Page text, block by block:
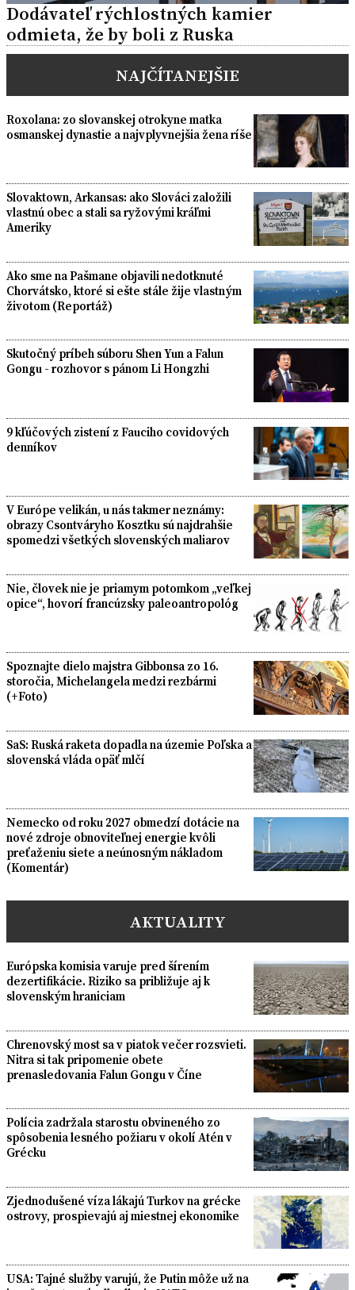
Dodávateľ rýchlostných kamier
odmieta, že by boli z Ruska
NAJČÍTANEJŠIE
Roxolana: zo slovanskej otrokyne matka
osmanskej dynastie a najvplyvnejšia žena ríše
Slovaktown, Arkansas: ako Slováci založili
vlastnú obec a stali sa ryžovými kráľmi
Ameriky
Ako sme na Pašmane objavili nedotknuté
Chorvátsko, ktoré si ešte stále žije vlastným
životom (Reportáž)
Skutočný príbeh súboru Shen Yun a Falun
Gongu - rozhovor s pánom Li Hongzhi
9 kľúčových zistení z Fauciho covidových
denníkov
V Európe velikán, u nás takmer neznámy:
obrazy Csontváryho Kosztku sú najdrahšie
spomedzi všetkých slovenských maliarov
Nie, človek nie je priamym potomkom „veľkej
opice“, hovorí francúzsky paleoantropológ
Spoznajte dielo majstra Gibbonsa zo 16.
storočia, Michelangela medzi rezbármi
(+Foto)
SaS: Ruská raketa dopadla na územie Poľska a
slovenská vláda opäť mlčí
Nemecko od roku 2027 obmedzí dotácie na
nové zdroje obnoviteľnej energie kvôli
preťaženiu siete a neúnosným nákladom
(Komentár)
AKTUALITY
Európska komisia varuje pred šírením
dezertifikácie. Riziko sa približuje aj k
slovenským hraniciam
Chrenovský most sa v piatok večer rozsvieti.
Nitra si tak pripomenie obete
prenasledovania Falun Gongu v Číne
Polícia zadržala starostu obvineného zo
spôsobenia lesného požiaru v okolí Atén v
Grécku
Zjednodušené víza lákajú Turkov na grécke
ostrovy, prospievajú aj miestnej ekonomike
USA: Tajné služby varujú, že Putin môže už na